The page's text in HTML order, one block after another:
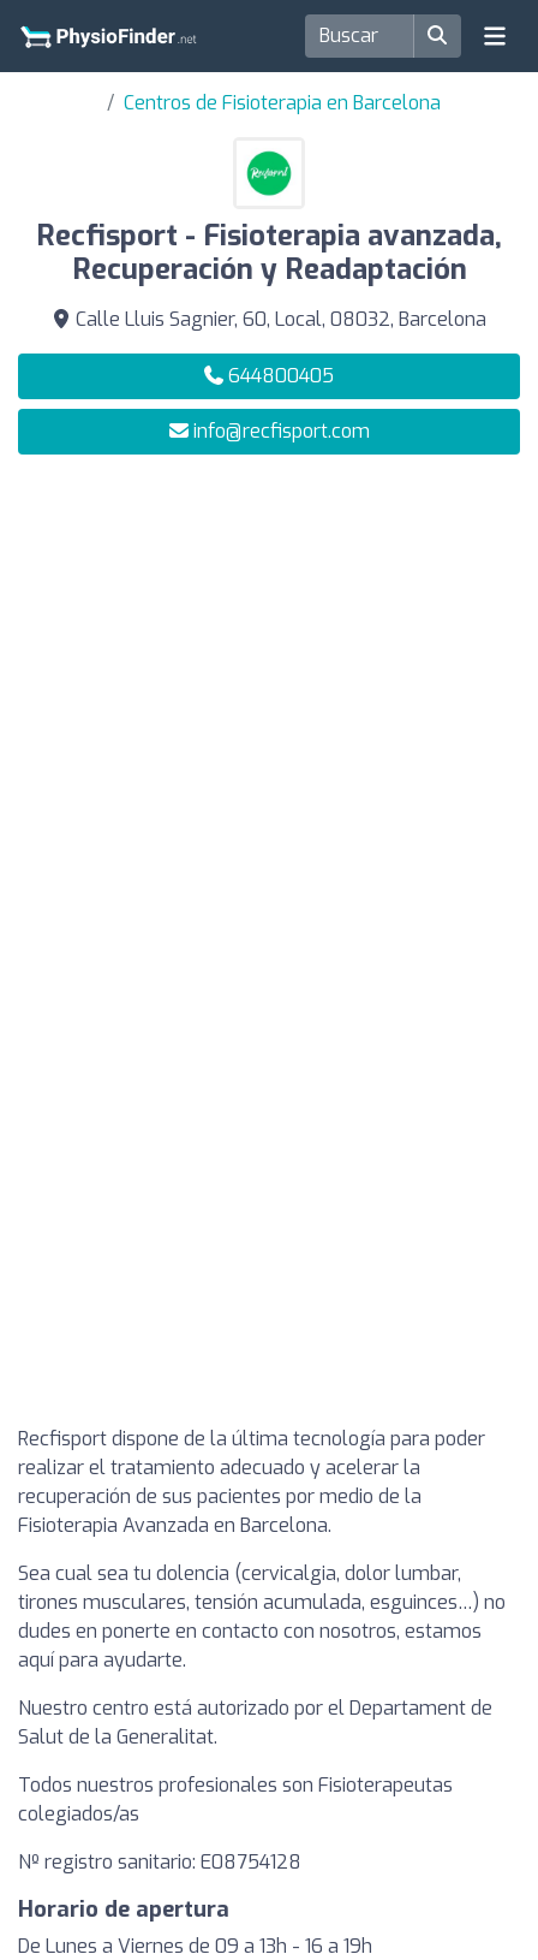
Centros de Fisioterapia en Barcelona
Recfisport - Fisioterapia avanzada,
Recuperación y Readaptación
Calle Lluis Sagnier, 60, Local, 08032, Barcelona
644800405
info@recfisport.com
Recfisport dispone de la última tecnología para poder
realizar el tratamiento adecuado y acelerar la
recuperación de sus pacientes por medio de la
Fisioterapia Avanzada en Barcelona.
Sea cual sea tu dolencia (cervicalgia, dolor lumbar,
tirones musculares, tensión acumulada, esguinces…) no
dudes en ponerte en contacto con nosotros, estamos
aquí para ayudarte.
Nuestro centro está autorizado por el Departament de
Salut de la Generalitat.
Todos nuestros profesionales son Fisioterapeutas
colegiados/as
Nº registro sanitario: E08754128
Horario de apertura
De Lunes a Viernes de 09 a 13h - 16 a 19h